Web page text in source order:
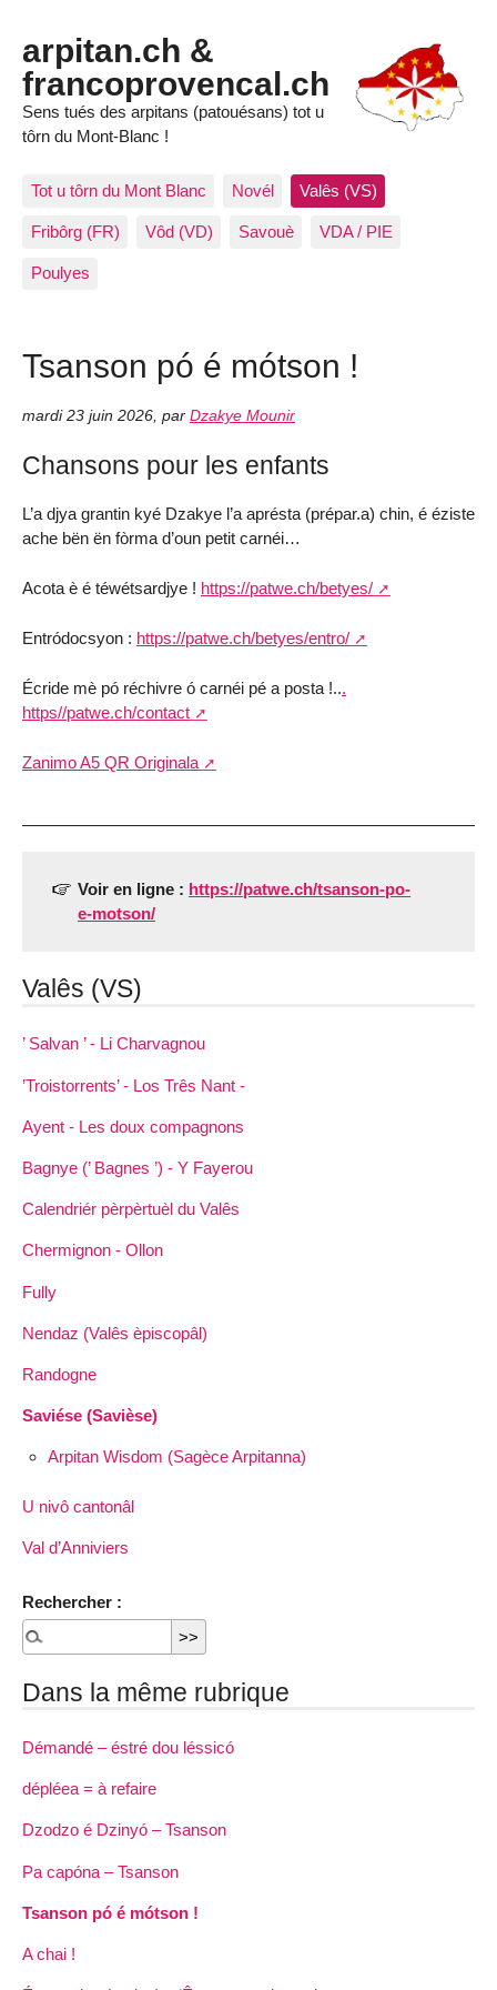
arpitan.ch &
francoprovencal.ch
Sens tués des arpitans (patouésans) tot u
tôrn du Mont-Blanc !
Tot u tôrn du Mont Blanc Novél Valês (VS)
Fribôrg (FR) Vôd (VD) Savouè VDA / PIE
Poulyes
Tsanson pó é mótson !
mardi 23 juin 2026 par Dzakye Mounir
Chansons pour les enfants
L’a djya grantin kyé Dzakye l’a aprésta (prépar.a) chin, é éziste
ache bën ën fòrma d’oun petit carnéi…
Acota è é téwétsardjye ! https://patwe.ch/betyes/
Entródocsyon : https://patwe.ch/betyes/entro/
Écride mè pó réchivre ó carnéi pé a posta !...
https//patwe.ch/contact
Zanimo A5 QR Originala
Voir en ligne : https://patwe.ch/tsanson-po-
e-motson/
Valês (VS)
’ Salvan ’ - Li Charvagnou
’Troistorrents’ - Los Três Nant -
Ayent - Les doux compagnons
Bagnye (’ Bagnes ’) - Y Fayerou
Calendriér pèrpèrtuèl du Valês
Chermignon - Ollon
Fully
Nendaz (Valês èpiscopâl)
Randogne
Saviése (Savièse)
Arpitan Wisdom (Sagèce Arpitanna)
U nivô cantonâl
Val d’Anniviers
Rechercher :
Dans la même rubrique
Démandé – éstré dou léssicó
dépléea = à refaire
Dzodzo é Dzinyó – Tsanson
Pa capóna – Tsanson
Tsanson pó é mótson !
A chai !